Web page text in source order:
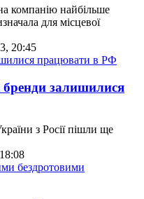
компанію найбільше
для місцевої
20:45
залишилися
з Росії пішли ще